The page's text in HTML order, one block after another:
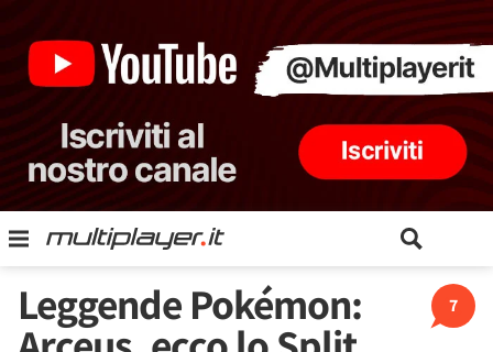
7
Leggende Pokémon: